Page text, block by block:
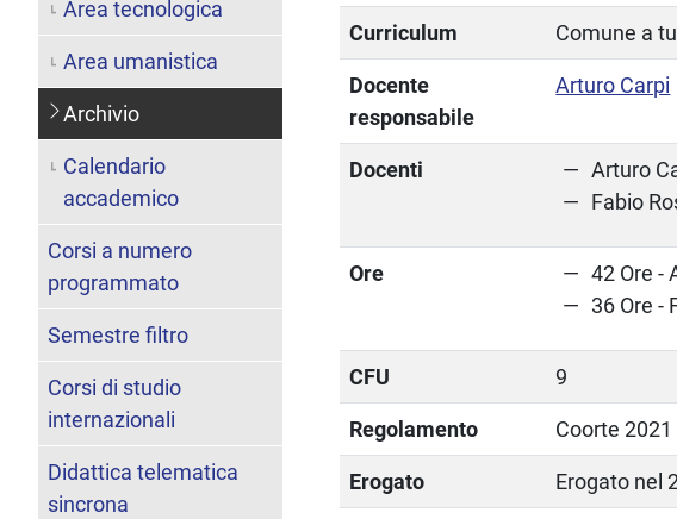
Curriculum Comune a
Docente
responsabile
Arturo Carpi
Docenti
Arturo
Fabio
Ore
42 Ore -
36 Ore -
CFU 9
Regolamento Coorte 2021
Erogato Erogato nel
Area tecnologica
Area umanistica
Archivio
Calendario
accademico
Corsi a numero
programmato
Semestre filtro
Corsi di studio
internazionali
Didattica telematica
sincrona